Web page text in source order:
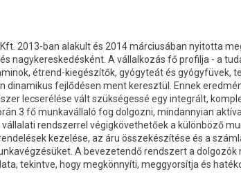
2013-ban alakult és 2014 márciusában nyitotta
nagykereskedésként. A vállalkozás fő profilja - a
étrend-kiegészítők, gyógyteát és
dinamikus fejlődésen ment keresztül. Ennek
lecserélése vált szükségessé egy integrált,
3 fő munkavállaló fog dolgozni, mindannyian
vállalati rendszerrel végigkövethetőek a különböző
kezelése, az áru összekészítése és a
A bevezetendő rendszert a
tekintve, hogy megkönnyíti, meggyorsítja és